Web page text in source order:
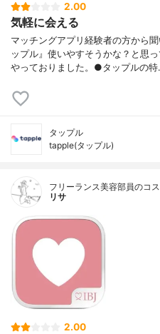
2.00
気軽に会える
マッチングアプリ経験者の方から
ップル』使いやすそうかな？と思
やっておりました。●タップルの
タップル
tapple(タップル)
フリーランス美容部員のコ
リサ
2.00